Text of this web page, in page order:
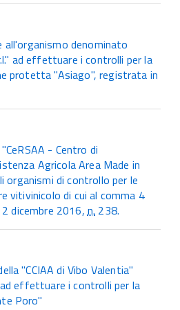
denominato
ad effettuare i controlli per la
protetta "Asiago", registrata in
- Centro di
Agricola Area Made in
organismi di controllo per le
vitivinicolo di cui al comma 4
dicembre 2016,n. 238.
"CCIAA di Vibo Valentia"
effettuare i controlli per la
Poro"